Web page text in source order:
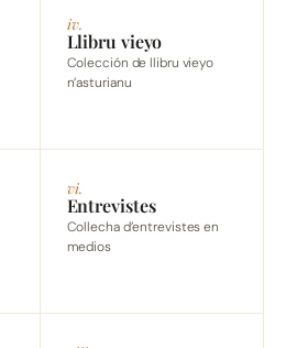
iv.
Llibru vieyo
Colección de llibru vieyo
n’asturianu
vi.
Entrevistes
Collecha d’entrevistes en
medios